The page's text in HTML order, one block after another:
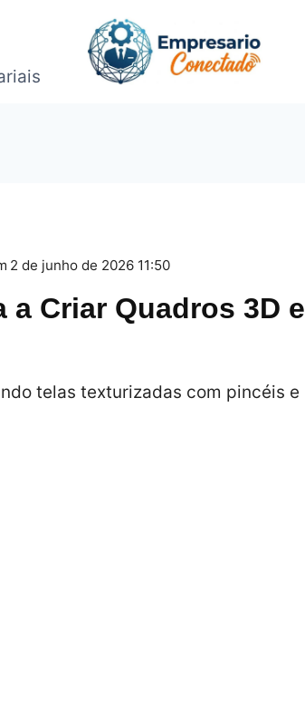
2 de junho de 2026 11:50
Criar Quadros 3D e